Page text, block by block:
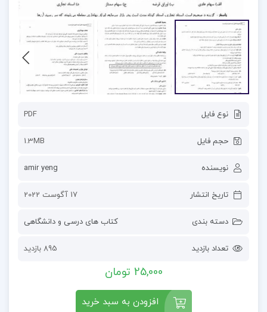
نوع فایل PDF
حجم فایل 1.3MB
نویسنده amir yeng
تاریخ انتشار 17 آگوست 2022
دسته بندی کتاب های درسی و دانشگاهی
تعداد بازدید 895 بازدید
25,000 تومان
افزودن به سبد خرید